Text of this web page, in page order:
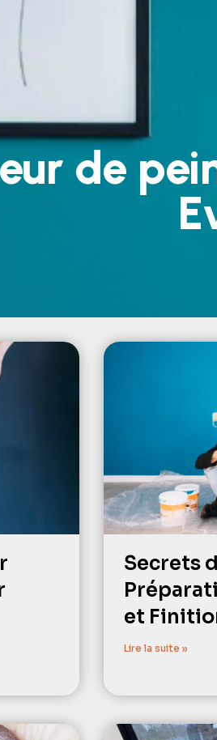
de
Secrets
et
Lire la suite »